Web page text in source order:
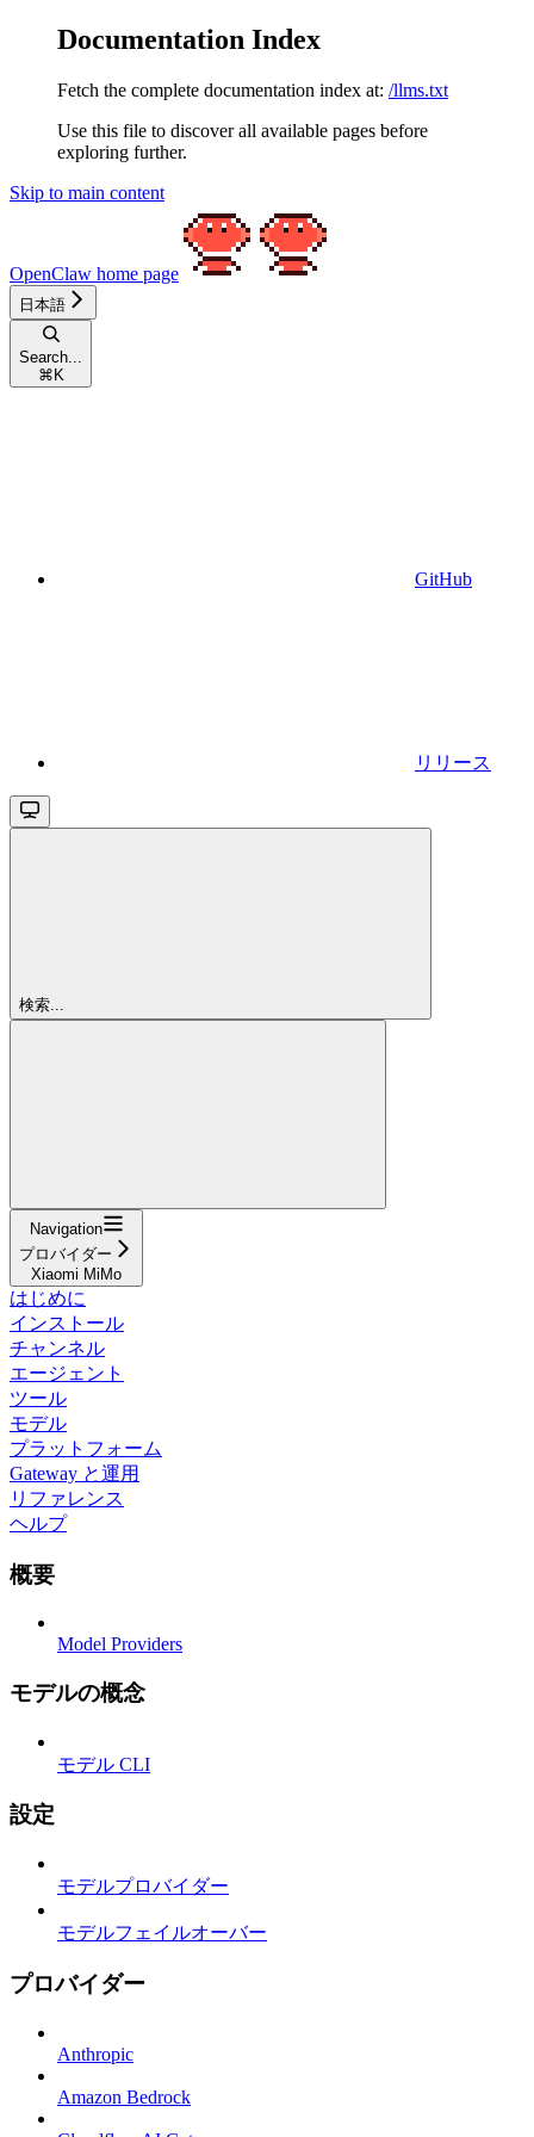
Documentation Index
Fetch the complete documentation index at: /llms.txt
Use this file to discover all available pages before
exploring further.
Skip to main content
OpenClaw home page
日本語
Search...
⌘ K
GitHub
リリース
検索...
Navigation
プロバイダー
Xiaomi MiMo
はじめに
インストール
チャンネル
エージェント
ツール
モデル
プラットフォーム
Gateway と運用
リファレンス
ヘルプ
概要
Model Providers
モデルの概念
モデル CLI
設定
モデルプロバイダー
モデルフェイルオーバー
プロバイダー
Anthropic
Amazon Bedrock